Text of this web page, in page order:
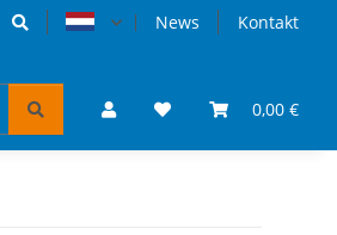
News Kontakt
0,00 €
VW Bulli-puzzels & boeken